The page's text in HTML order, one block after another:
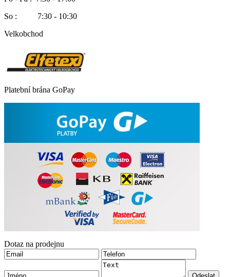
So : 7:30 - 10:30
Velkobchod
Platební brána GoPay
Dotaz na prodejnu